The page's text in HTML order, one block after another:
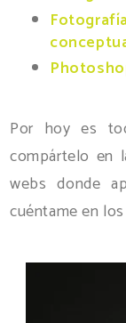
Por hoy es
compártelo en
webs donde
cuéntame en